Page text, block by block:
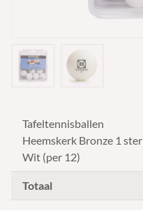
Tafeltennisballen
Heemskerk Bronze 1 ster
Wit (per 12)
Totaal